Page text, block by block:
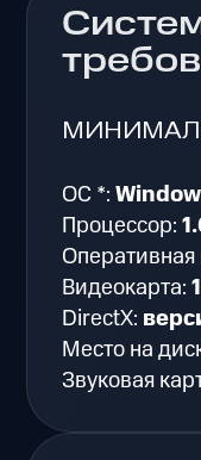
ОС *:
Процессор:
Видеокарта:
DirectX:
Место на
Звуковая